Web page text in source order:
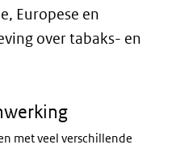
Europese en
over tabaks- en
met veel verschillende